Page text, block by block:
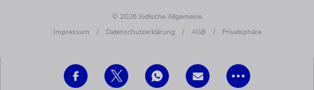
•••
© 2026 Jüdische Allgemeine
Impressum
/ Datenschutzerklärung / AGB / Privatsphäre